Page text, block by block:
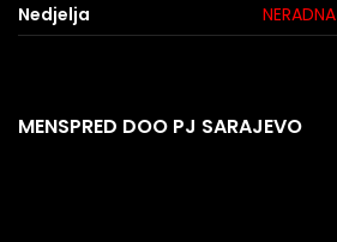
Nedjelja
NERADNA
MENSPRED DOO PJ SARAJEVO